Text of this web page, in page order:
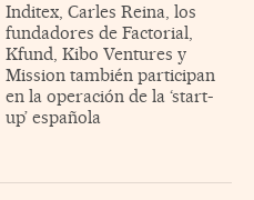
Inditex, Carles Reina, los
fundadores de Factorial,
Kfund, Kibo Ventures y
Mission también participan
en la operación de la ‘start-
up’ española